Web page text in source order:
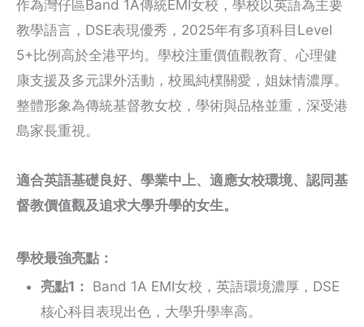
作為灣仔區Band 1A傳統EMI女校，學校以英語為主要
教學語言，DSE表現優秀，2025年有多項科目Level
5+比例高於全港平均。學校注重價值觀教育、心理健
康支援及多元課外活動，校風純樸關愛，姐妹情濃厚。
整體形象為傳統基督教女校，學術與品格並重，深受港
島家長重視。
適合英語基礎良好、學業中上、適應女校環境、認同基
督教價值觀及追求大學升學的女生。
學校最強亮點：
亮點1：
Band 1A EMI女校，英語環境濃厚，DSE
核心科目表現出色，大學升學率高。